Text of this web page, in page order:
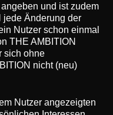
und ist zudem
jede Änderung der
Nutzer schon einmal
THE AMBITION
sich ohne
nicht (neu)
Nutzer angezeigten